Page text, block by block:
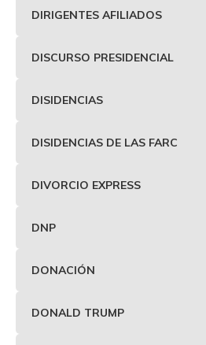
DIRIGENTES AFILIADOS
DISCURSO PRESIDENCIAL
DISIDENCIAS
DISIDENCIAS DE LAS FARC
DIVORCIO EXPRESS
DNP
DONACIÓN
DONALD TRUMP